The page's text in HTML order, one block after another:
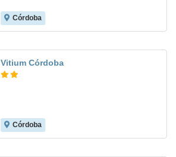
Córdoba
Vitium Córdoba
Córdoba